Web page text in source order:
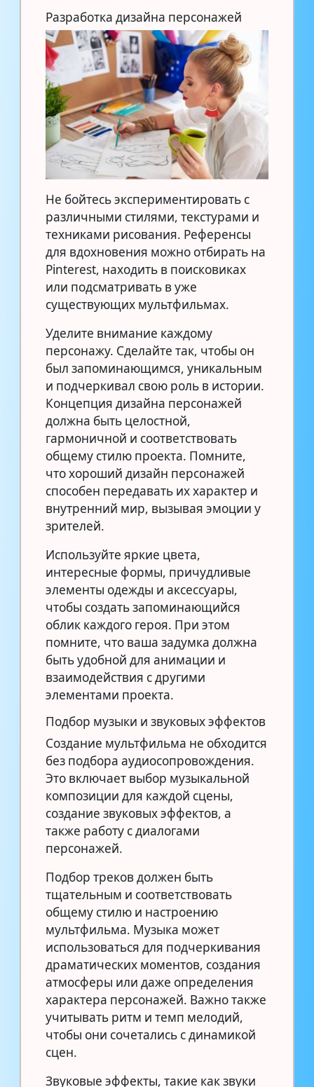
Разработка дизайна персонажей
Не бойтесь экспериментировать с
различными стилями, текстурами и
техниками рисования. Референсы
для вдохновения можно отбирать на
Pinterest, находить в поисковиках
или подсматривать в уже
существующих мультфильмах.
Уделите внимание каждому
персонажу. Сделайте так, чтобы он
был запоминающимся, уникальным
и подчеркивал свою роль в истории.
Концепция дизайна персонажей
должна быть целостной,
гармоничной и соответствовать
общему стилю проекта. Помните,
что хороший дизайн персонажей
способен передавать их характер и
внутренний мир, вызывая эмоции у
зрителей.
Используйте яркие цвета,
интересные формы, причудливые
элементы одежды и аксессуары,
чтобы создать запоминающийся
облик каждого героя. При этом
помните, что ваша задумка должна
быть удобной для анимации и
взаимодействия с другими
элементами проекта.
Подбор музыки и звуковых эффектов
Создание мультфильма не обходится
без подбора аудиосопровождения.
Это включает выбор музыкальной
композиции для каждой сцены,
создание звуковых эффектов, а
также работу с диалогами
персонажей.
Подбор треков должен быть
тщательным и соответствовать
общему стилю и настроению
мультфильма. Музыка может
использоваться для подчеркивания
драматических моментов, создания
атмосферы или даже определения
характера персонажей. Важно также
учитывать ритм и темп мелодий,
чтобы они сочетались с динамикой
сцен.
Звуковые эффекты, такие как звуки